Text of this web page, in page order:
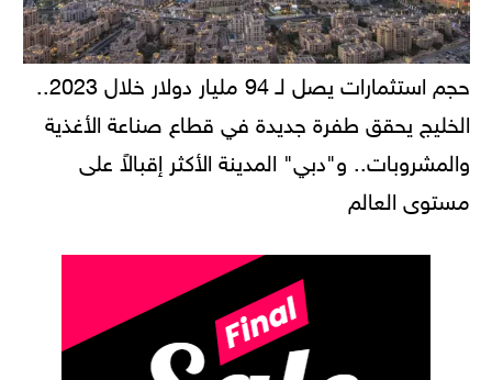
حجم استثمارات يصل لـ 94 مليار دولار خلال 2023..
الخليج يحقق طفرة جديدة في قطاع صناعة الأغذية
والمشروبات.. و"دبي" المدينة الأكثر إقبالاً على
مستوى العالم